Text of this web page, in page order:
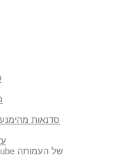
סדנאות
ערוץ ה YouTube של העמותה